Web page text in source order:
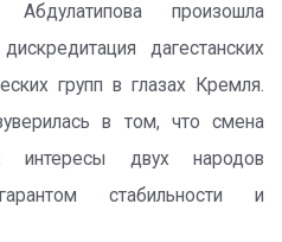
произошла
дагестанских
групп в глазах Кремля.
в том, что смена
интересы двух народов
стабильности и